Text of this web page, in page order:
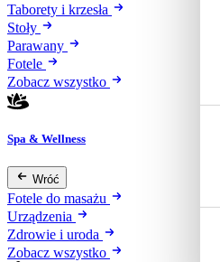
Taborety i krzesła
Stoły
Parawany
Fotele
Zobacz wszystko
Spa & Wellness
Wróć
Fotele do masażu
Urządzenia
Zdrowie i uroda
Zobacz wszystko